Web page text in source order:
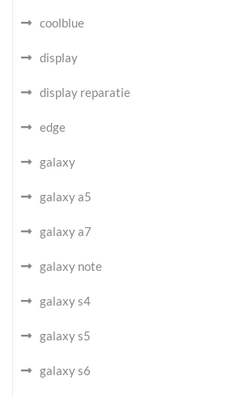
coolblue
display
display reparatie
edge
galaxy
galaxy a5
galaxy a7
galaxy note
galaxy s4
galaxy s5
galaxy s6